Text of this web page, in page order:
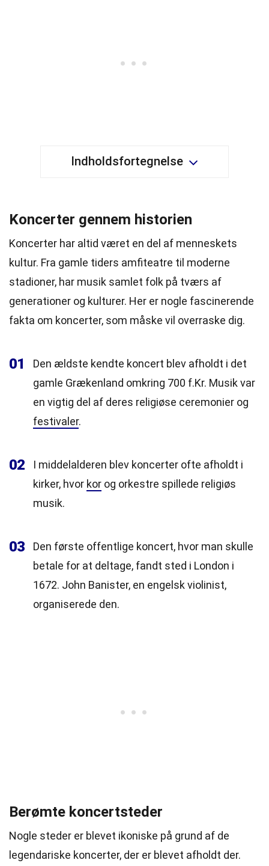
Indholdsfortegnelse
Koncerter gennem historien
Koncerter har altid været en del af menneskets
kultur. Fra gamle tiders amfiteatre til moderne
stadioner, har musik samlet folk på tværs af
generationer og kulturer. Her er nogle fascinerende
fakta om koncerter, som måske vil overraske dig.
01
Den ældste kendte koncert blev afholdt i det
gamle Grækenland omkring 700 f.Kr. Musik var
en vigtig del af deres religiøse ceremonier og
festivaler.
02
I middelalderen blev koncerter ofte afholdt i
kirker, hvor kor og orkestre spillede religiøs
musik.
03
Den første offentlige koncert, hvor man skulle
betale for at deltage, fandt sted i London i
1672. John Banister, en engelsk violinist,
organiserede den.
Berømte koncertsteder
Nogle steder er blevet ikoniske på grund af de
legendariske koncerter, der er blevet afholdt der.